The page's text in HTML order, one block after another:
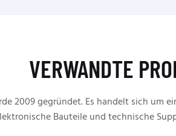
VERWANDTE
2009 gegründet. Es handelt sich um
Bauteile und technische